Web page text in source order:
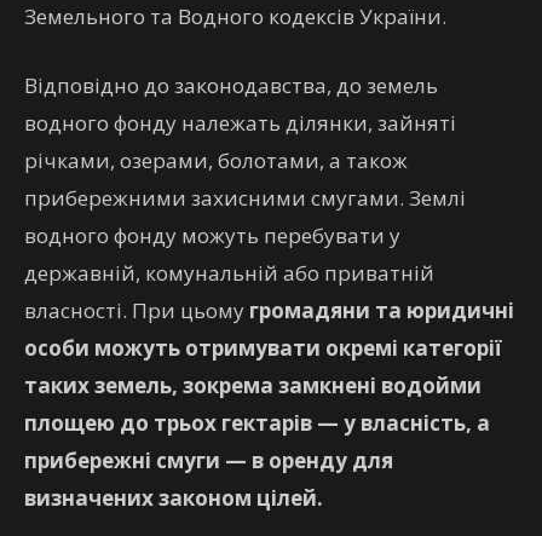
Земельного та Водного кодексів України.
Відповідно до законодавства, до земель
водного фонду належать ділянки, зайняті
річками, озерами, болотами, а також
прибережними захисними смугами. Землі
водного фонду можуть перебувати у
державній, комунальній або приватній
власності. При цьому громадяни та юридичні
особи можуть отримувати окремі категорії
таких земель, зокрема замкнені водойми
площею до трьох гектарів — у власність, а
прибережні смуги — в оренду для
визначених законом цілей.